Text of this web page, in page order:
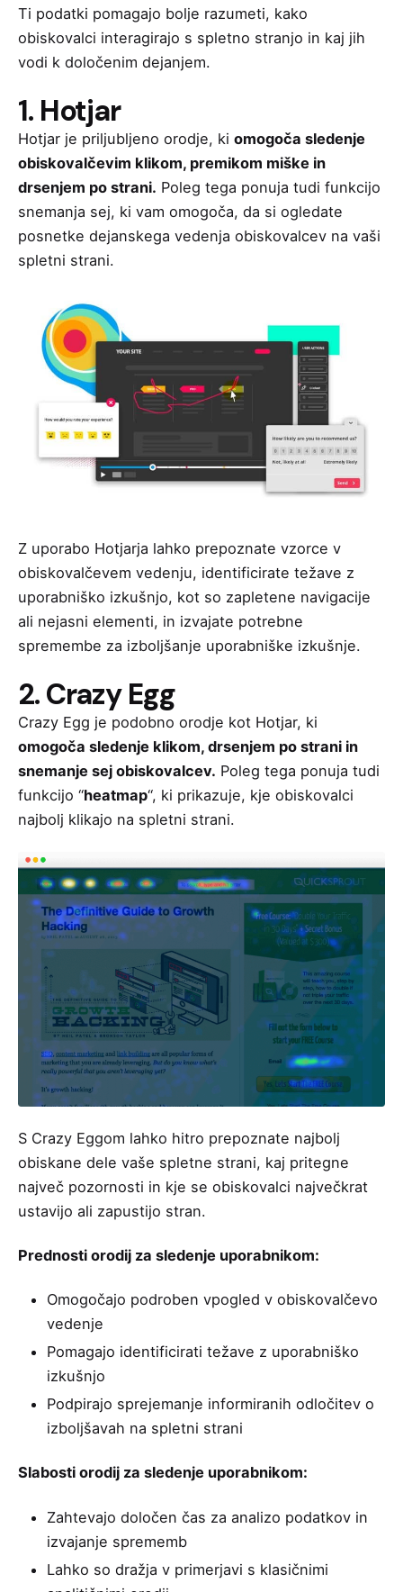
Ti podatki pomagajo bolje razumeti, kako
obiskovalci interagirajo s spletno stranjo in kaj jih
vodi k določenim dejanjem.
1. Hotjar
Hotjar je priljubljeno orodje, ki omogoča sledenje
obiskovalčevim klikom, premikom miške in
drsenjem po strani. Poleg tega ponuja tudi funkcijo
snemanja sej, ki vam omogoča, da si ogledate
posnetke dejanskega vedenja obiskovalcev na vaši
spletni strani.
Z uporabo Hotjarja lahko prepoznate vzorce v
obiskovalčevem vedenju, identificirate težave z
uporabniško izkušnjo, kot so zapletene navigacije
ali nejasni elementi, in izvajate potrebne
spremembe za izboljšanje uporabniške izkušnje.
2. Crazy Egg
Crazy Egg je podobno orodje kot Hotjar, ki
omogoča sledenje klikom, drsenjem po strani in
snemanje sej obiskovalcev. Poleg tega ponuja tudi
funkcijo “heatmap“, ki prikazuje, kje obiskovalci
najbolj klikajo na spletni strani.
S Crazy Eggom lahko hitro prepoznate najbolj
obiskane dele vaše spletne strani, kaj pritegne
največ pozornosti in kje se obiskovalci največkrat
ustavijo ali zapustijo stran.
Prednosti orodij za sledenje uporabnikom:
Omogočajo podroben vpogled v obiskovalčevo
vedenje
Pomagajo identificirati težave z uporabniško
izkušnjo
Podpirajo sprejemanje informiranih odločitev o
izboljšavah na spletni strani
Slabosti orodij za sledenje uporabnikom:
Zahtevajo določen čas za analizo podatkov in
izvajanje sprememb
Lahko so dražja v primerjavi s klasičnimi